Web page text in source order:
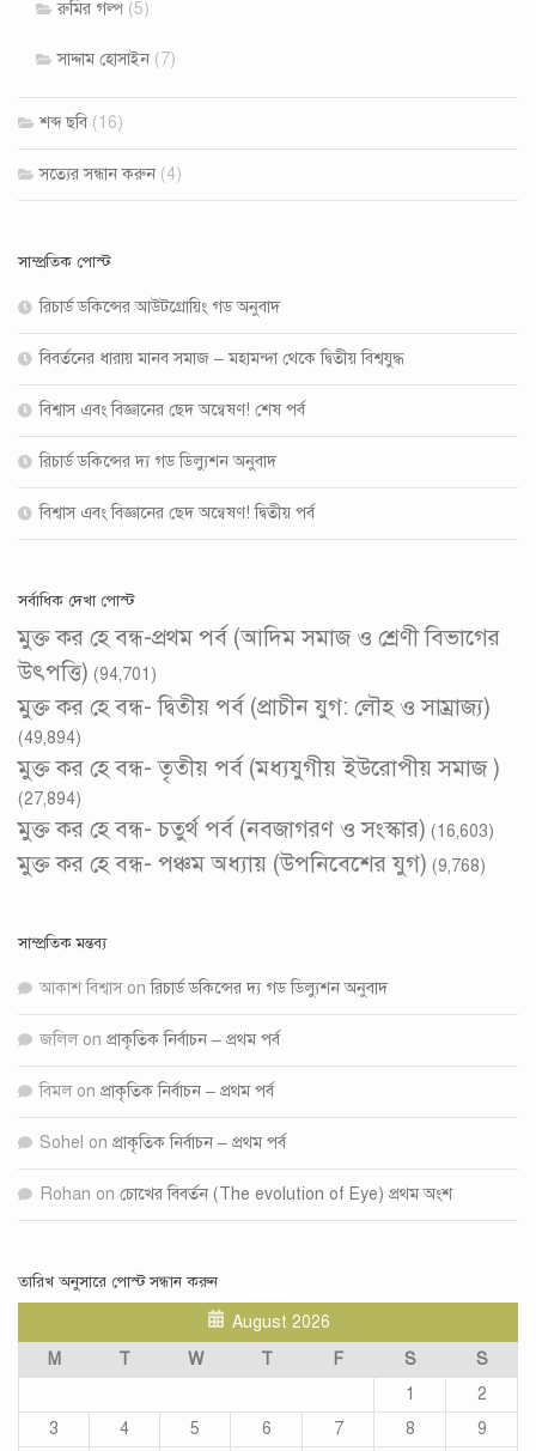
রুমির গল্প (5)
সাদ্দাম হোসাইন (7)
শব্দ ছবি (16)
সত‍্যের সন্ধান করুন (4)
সাম্প্রতিক পোস্ট
রিচার্ড ডকিন্সের আউটগ্রোয়িং গড অনুবাদ
বিবর্তনের ধারায় মানব সমাজ – মহামন্দা থেকে দ্বিতীয় বিশ্বযুদ্ধ
বিশ্বাস এবং বিজ্ঞানের ছেদ অন্বেষণ! শেষ পর্ব
রিচার্ড ডকিন্সের দ্য গড ডিল্যুশন অনুবাদ
বিশ্বাস এবং বিজ্ঞানের ছেদ অন্বেষণ! দ্বিতীয় পর্ব
সর্বাধিক দেখা পোস্ট
মুক্ত কর হে বন্ধ-প্রথম পর্ব (আদিম সমাজ ও শ্রেণী বিভাগের
উৎপত্তি) (94,701)
মুক্ত কর হে বন্ধ- দ্বিতীয় পর্ব (প্রাচীন যুগ: লৌহ ও সাম্রাজ্য)
(49,894)
মুক্ত কর হে বন্ধ- তৃতীয় পর্ব (মধ্যযুগীয় ইউরোপীয় সমাজ )
(27,894)
মুক্ত কর হে বন্ধ- চতুর্থ পর্ব (নবজাগরণ ও সংস্কার) (16,603)
মুক্ত কর হে বন্ধ- পঞ্চম অধ্যায় (উপনিবেশের যুগ) (9,768)
সাম্প্রতিক মন্তব্য
আকাশ বিশ্বাসonরিচার্ড ডকিন্সের দ্য গড ডিল্যুশন অনুবাদ
জলিলon প্রাকৃতিক নির্বাচন – প্রথম পর্ব
বিমলon প্রাকৃতিক নির্বাচন – প্রথম পর্ব
Sohel on প্রাকৃতিক নির্বাচন – প্রথম পর্ব
Rohan on চোখের বিবর্তন (The evolution of Eye) প্রথম অংশ
তারিখ অনুসারে পোস্ট সন্ধান করুন
August 2026
M
T W T F S
S
1
2
3
4 5 6 7 8
9